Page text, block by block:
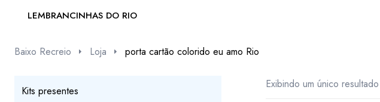
LEMBRANCINHAS DO RIO
Baixo Recreio Loja porta cartão colorido eu amo Rio
Exibindo um único resultado
Kits presentes